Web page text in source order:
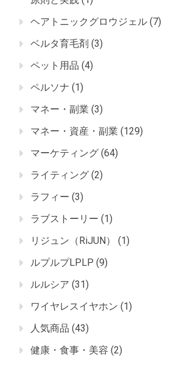
ヘアトニックグロウジェル (7)
ベルタ育毛剤 (3)
ペット用品 (4)
ペルソナ (1)
マネー・副業 (3)
マネー・資産・副業 (129)
マーケティング (64)
ライティング (2)
ラフィー (3)
ラブストーリー (1)
リジュン（RiJUN）
(1)
ルプルプLPLP (9)
ルルシア (31)
ワイヤレスイヤホン (1)
人気商品 (43)
健康・食事・美容 (2)